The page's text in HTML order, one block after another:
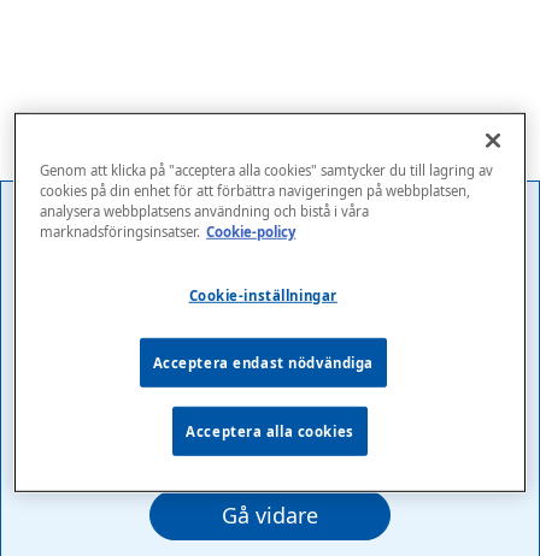
lösenordsskyddat. Vänligen ange ditt
lösenord nedan för att visa innehåll:
Lösenord:
Genom att klicka på "acceptera alla cookies" samtycker du till lagring av
cookies på din enhet för att förbättra navigeringen på webbplatsen,
analysera webbplatsens användning och bistå i våra
marknadsföringsinsatser. Cookie-policy
Cookie-inställningar
Acceptera endast nödvändiga
Acceptera alla cookies